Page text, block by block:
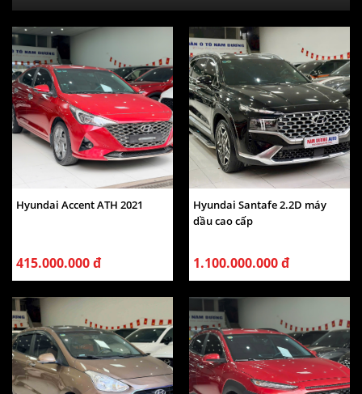
Hyundai Accent ATH 2021
415.000.000 đ
Hyundai Santafe 2.2D máy
dầu cao cấp
1.100.000.000 đ